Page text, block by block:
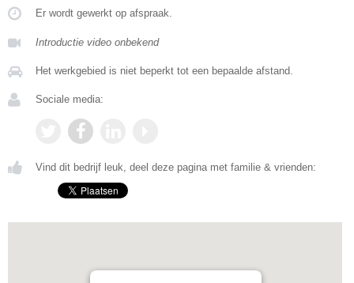
Er wordt gewerkt op afspraak.
Introductie video onbekend
Het werkgebied is niet beperkt tot een bepaalde afstand.
Sociale media:
Vind dit bedrijf leuk, deel deze pagina met familie & vrienden: